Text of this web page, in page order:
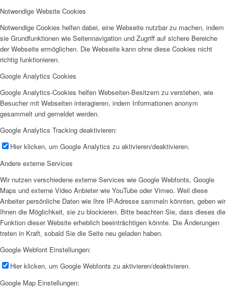
Notwendige Website Cookies
Notwendige Cookies helfen dabei, eine Webseite nutzbar zu machen, indem
sie Grundfunktionen wie Seitennavigation und Zugriff auf sichere Bereiche
der Webseite ermöglichen. Die Webseite kann ohne diese Cookies nicht
richtig funktionieren.
Google Analytics Cookies
Google Analytics-Cookies helfen Webseiten-Besitzern zu verstehen, wie
Besucher mit Webseiten interagieren, indem Informationen anonym
gesammelt und gemeldet werden.
Google Analytics Tracking deaktivieren:
Hier klicken, um Google Analytics zu aktivieren/deaktivieren.
Andere externe Services
Wir nutzen verschiedene externe Services wie Google Webfonts, Google
Maps und externe Video Anbieter wie YouTube oder Vimeo. Weil diese
Anbeiter persönliche Daten wie Ihre IP-Adresse sammeln könnten, geben wir
Ihnen die Möglichkeit, sie zu blockieren. Bitte beachten Sie, dass dieses die
Funktion dieser Website erheblich beeinträchtigen könnte. Die Änderungen
treten in Kraft, sobald Sie die Seite neu geladen haben.
Google Webfont Einstellungen:
Hier klicken, um Google Webfonts zu aktivieren/deaktivieren.
Google Map Einstellungen: